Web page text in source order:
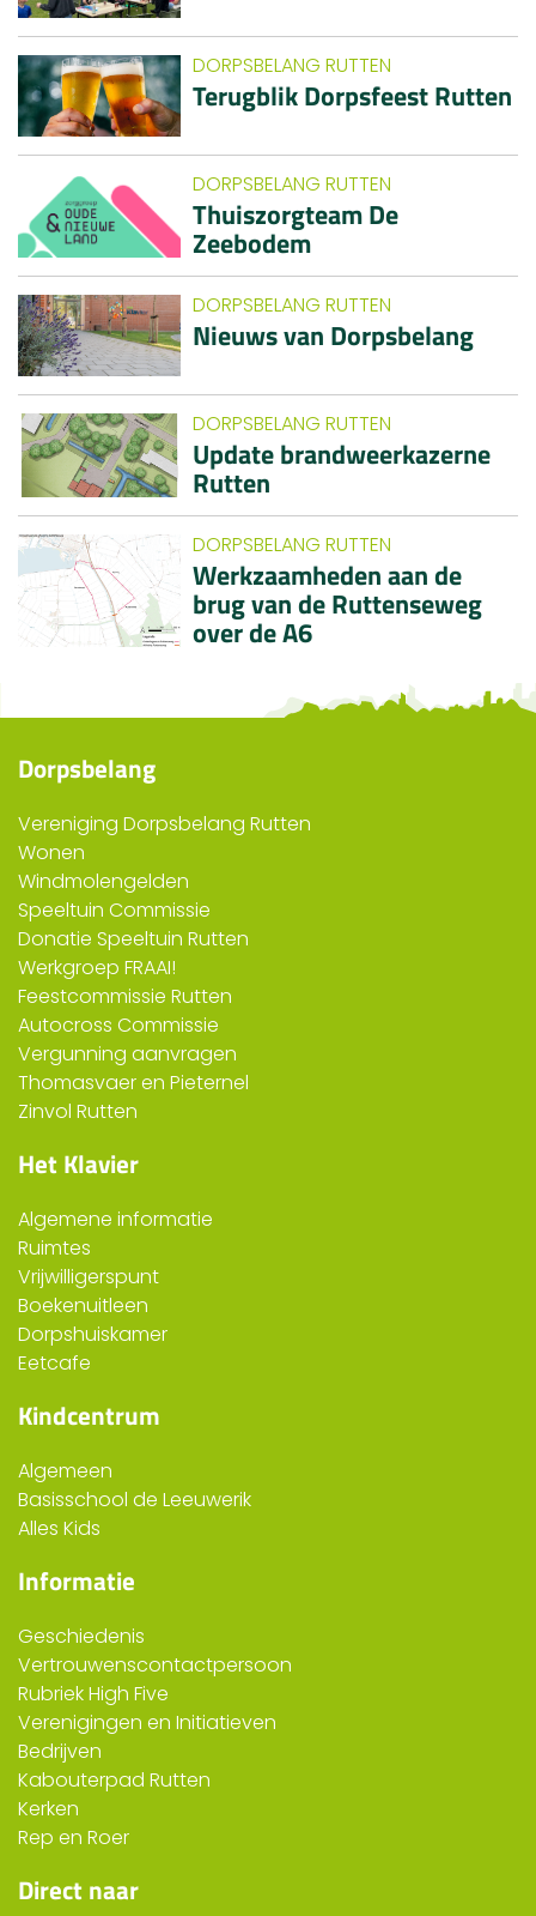
DORPSBELANG RUTTEN
Terugblik Dorpsfeest Rutten
DORPSBELANG RUTTEN
Thuiszorgteam De
Zeebodem
DORPSBELANG RUTTEN
Nieuws van Dorpsbelang
DORPSBELANG RUTTEN
Update brandweerkazerne
Rutten
DORPSBELANG RUTTEN
Werkzaamheden aan de
brug van de Ruttenseweg
over de A6
Dorpsbelang
Vereniging Dorpsbelang Rutten
Wonen
Windmolengelden
Speeltuin Commissie
Donatie Speeltuin Rutten
Werkgroep FRAAI!
Feestcommissie Rutten
Autocross Commissie
Vergunning aanvragen
Thomasvaer en Pieternel
Zinvol Rutten
Het Klavier
Algemene informatie
Ruimtes
Vrijwilligerspunt
Boekenuitleen
Dorpshuiskamer
Eetcafe
Kindcentrum
Algemeen
Basisschool de Leeuwerik
Alles Kids
Informatie
Geschiedenis
Vertrouwenscontactpersoon
Rubriek High Five
Verenigingen en Initiatieven
Bedrijven
Kabouterpad Rutten
Kerken
Rep en Roer
Direct naar